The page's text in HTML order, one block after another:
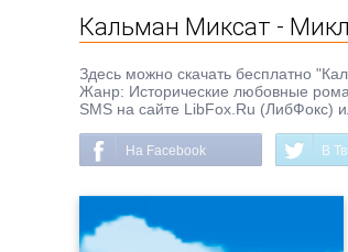
Кальман Миксат -
Здесь можно скачать бесплатно
Жанр: Исторические любовные
SMS на сайте LibFox.Ru (ЛибФокс)
На Facebook В